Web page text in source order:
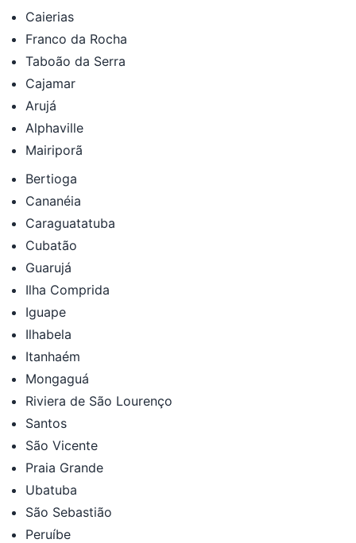
Caierias
Franco da Rocha
Taboão da Serra
Cajamar
Arujá
Alphaville
Mairiporã
Bertioga
Cananéia
Caraguatatuba
Cubatão
Guarujá
Ilha Comprida
Iguape
Ilhabela
Itanhaém
Mongaguá
Riviera de São Lourenço
Santos
São Vicente
Praia Grande
Ubatuba
São Sebastião
Peruíbe